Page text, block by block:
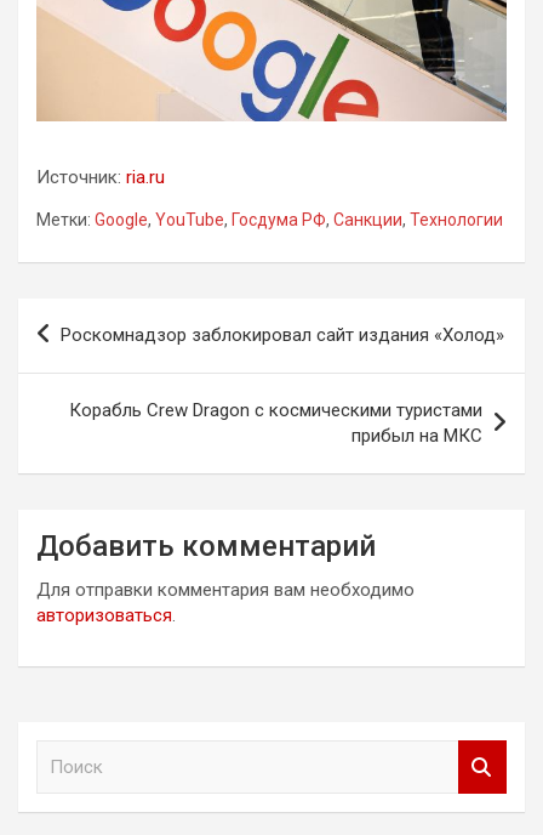
Источник: ria.ru
Метки: Google, YouTube, Госдума РФ, Санкции, Технологии
Навигация
записям
Роскомнадзор заблокировал сайт издания «Холод»
Корабль Crew Dragon с космическими туристами
прибыл на МКС
Добавить комментарий
Для отправки комментария вам необходимо
авторизоваться.